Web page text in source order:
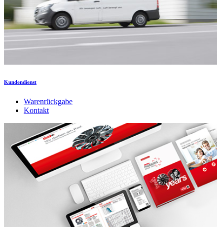
Kundendienst
Warenrückgabe
Kontakt